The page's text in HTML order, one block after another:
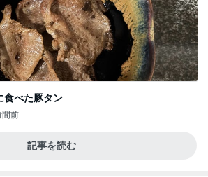
食べた豚タン
間前
記事を読む